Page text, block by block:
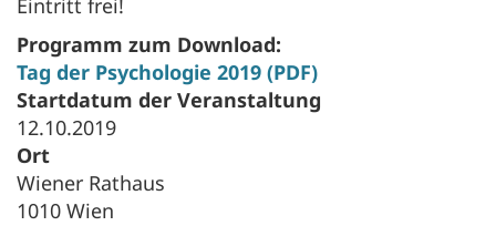
Eintritt frei!
Programm zum Download:
Tag der Psychologie 2019 (PDF)
Startdatum der Veranstaltung
12.10.2019
Ort
Wiener Rathaus
1010 Wien